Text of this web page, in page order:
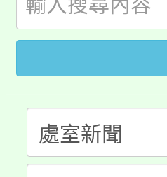
田徑場及
桃園市低
視費優
者。
大園自
份教師研習
淨零綠生
會
115年食